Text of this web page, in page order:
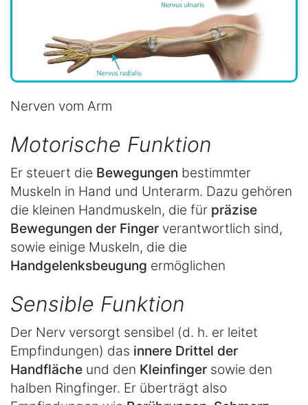
Nerven vom Arm
Motorische Funktion
Er steuert die Bewegungen bestimmter
Muskeln in Hand und Unterarm. Dazu gehören
die kleinen Handmuskeln, die für präzise
Bewegungen der Finger verantwortlich sind,
sowie einige Muskeln, die die
Handgelenksbeugung ermöglichen
Sensible Funktion
Der Nerv versorgt sensibel (d. h. er leitet
Empfindungen) das innere Drittel der
Handfläche und den Kleinfinger sowie den
halben Ringfinger. Er überträgt also